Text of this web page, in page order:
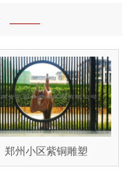
郑州小区紫铜雕塑